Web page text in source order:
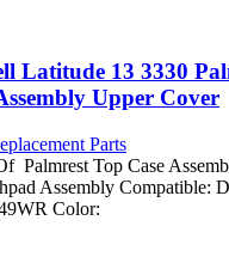
Latitude 13 3330
Upper Cover
Parts
Palmrest Top Case
Assembly Compatible:
Color: